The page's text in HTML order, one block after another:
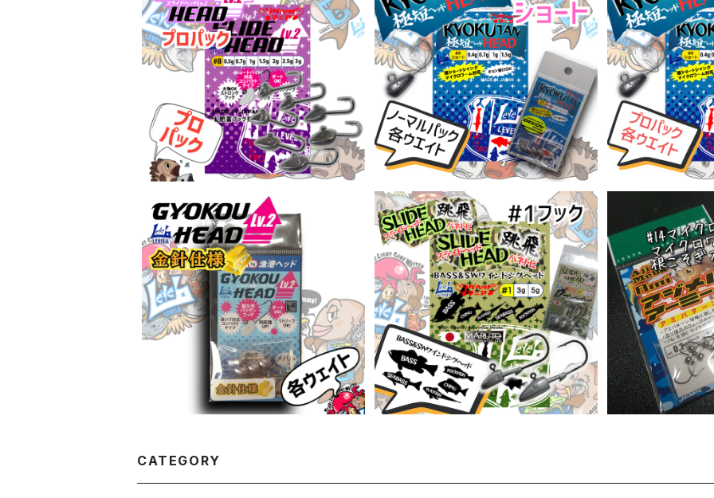
スライドヘッドLv.2 #8 プロパック 各
ウエイト【JigHeadMania】
¥774
5%OFF
極短ヘッド(キョクタン) #8ショート ノ
ーマルパック 各ウエイト【JigHeadM
ania】
¥462
極短ヘッド(キョ
ロパック 各ウエ
金針·漁港ヘッドLv.2#12 金針仕様 各
サイズ
¥436
10%OFF
スライドヘッド跳飛(ハネトビ) #1フッ
ク 各ウエイト【JigHeadMania】
¥473
アジメバアーミー
各
CATEGORY